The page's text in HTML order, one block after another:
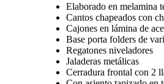
Elaborado en melamina
Cantos chapeados con
Cajones en lámina de
Base porta folders de
Regatones niveladores
Jaladeras metálicas
Cerradura frontal con 2